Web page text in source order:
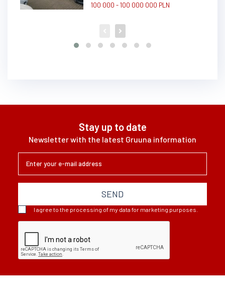
100 000 - 100 000 000 PLN
Stay up to date
Newsletter with the latest Gruuna information
SEND
I agree to the processing of my data for marketing purposes.